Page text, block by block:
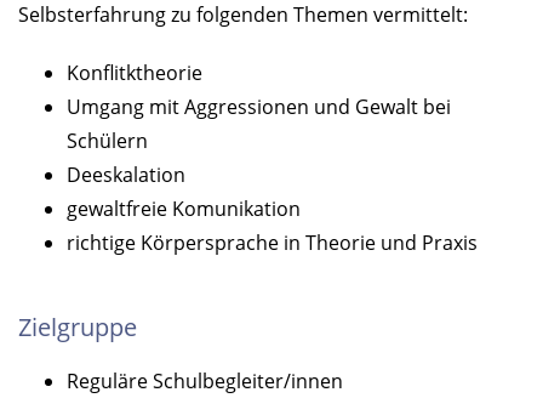
Selbsterfahrung zu folgenden Themen vermittelt:
Konflitktheorie
Umgang mit Aggressionen und Gewalt bei
Schülern
Deeskalation
gewaltfreie Komunikation
richtige Körpersprache in Theorie und Praxis
Zielgruppe
Reguläre Schulbegleiter/innen